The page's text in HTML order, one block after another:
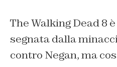
The Walking Dead 8
segnata dalla
contro Negan, ma